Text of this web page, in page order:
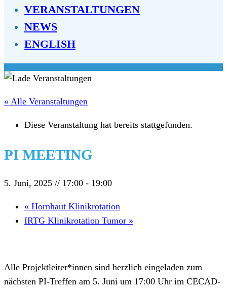
VERANSTALTUNGEN
NEWS
ENGLISH
« Alle Veranstaltungen
Diese Veranstaltung hat bereits stattgefunden.
PI MEETING
5. Juni, 2025 // 17:00 - 19:00
« Hornhaut Klinikrotation
IRTG Klinikrotation Tumor »
Alle Projektleiter*innen sind herzlich eingeladen zum
nächsten PI-Treffen am 5. Juni um 17:00 Uhr im CECAD-